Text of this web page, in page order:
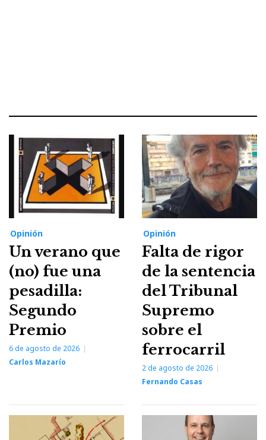
Opinión
Un verano que
(no) fue una
pesadilla:
Segundo
Premio
6 de agosto de 2026
Carlos Mazarío
Opinión
Falta de rigor
de la sentencia
del Tribunal
Supremo
sobre el
ferrocarril
2 de agosto de 2026
Fernando Casas